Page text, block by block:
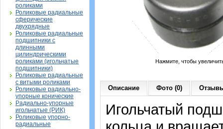
роликами
Роликовые радиальные
сферические
двухрядные
Роликовые радиальные
подшипники с
длинными
цилиндрическими
роликами (игольчатые
подшипники)
Роликовые радиальные
с витыми роликами
Роликовые радиально-
упорные конические
Радиально-упорные
игольчатые (РИК)
Роликовые упорно-
радиальные
Нажмите, чтобы
Описание Фото (0)
Игольчатый